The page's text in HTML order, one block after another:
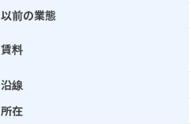
以前の業態
賃料
沿線
所在